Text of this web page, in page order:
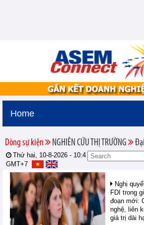
Home
Dòng sự kiện NGHIÊN CỨU THỊ TRƯỜNG
Thứ hai, 10-8-2026 - 10:4
GMT+7
Nghị
FDI trong
đoạn mới:
nghệ, liên
giá trị dài